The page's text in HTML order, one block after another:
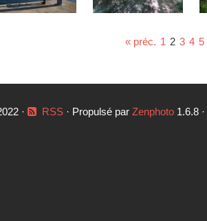
« préc. 1 2 3 4 5
· RSS· Propulsé par Zenphoto 1.6.8 ·